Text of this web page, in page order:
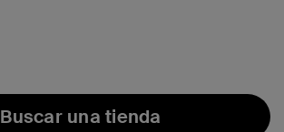
Buscar una tienda